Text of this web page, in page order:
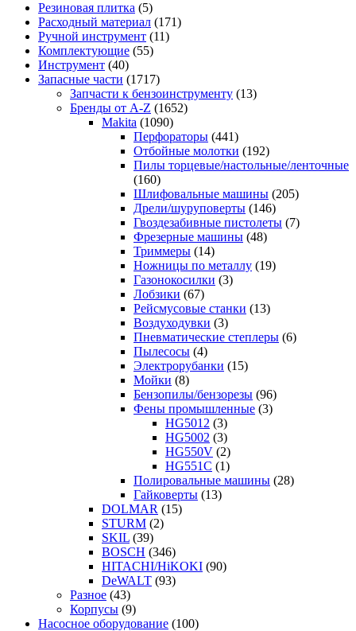
Резиновая плитка (5)
Расходный материал (171)
Ручной инструмент (11)
Комплектующие (55)
Инструмент (40)
Запасные части (1717)
Запчасти к бензоинструменту (13)
Бренды от A-Z (1652)
Makita (1090)
Перфораторы (441)
Отбойные молотки (192)
Пилы торцевые/настольные/ленточные
(160)
Шлифовальные машины (205)
Дрели/шуруповерты (146)
Гвоздезабивные пистолеты (7)
Фрезерные машины (48)
Триммеры (14)
Ножницы по металлу (19)
Газонокосилки (3)
Лобзики (67)
Рейсмусовые станки (13)
Воздуходувки (3)
Пневматические степлеры (6)
Пылесосы (4)
Электрорубанки (15)
Мойки (8)
Бензопилы/бензорезы (96)
Фены промышленные (3)
HG5012 (3)
HG5002 (3)
HG550V (2)
HG551C (1)
Полировальные машины (28)
Гайковерты (13)
DOLMAR (15)
STURM (2)
SKIL (39)
BOSCH (346)
HITACHI/HiKOKI (90)
DeWALT (93)
Разное (43)
Корпусы (9)
Насосное оборудование (100)